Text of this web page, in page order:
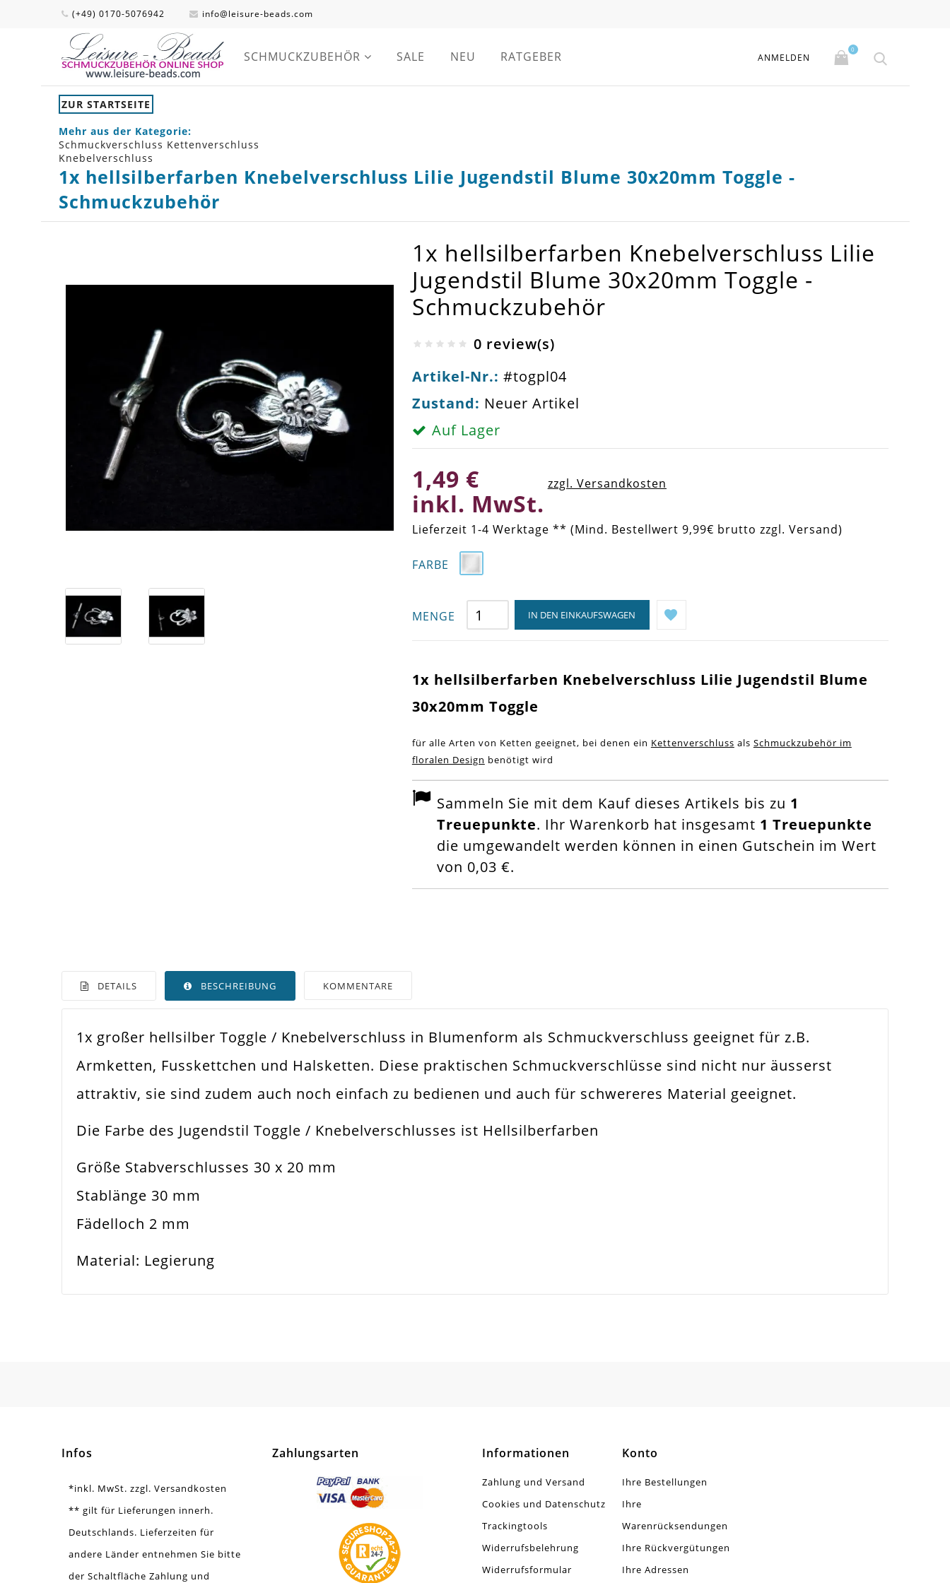
(+49) 0170-5076942 info@leisure-beads.com
SCHMUCKZUBEHÖR SALE NEU RATGEBER ANMELDEN
0
ZUR STARTSEITE
Mehr aus der Kategorie:
Schmuckverschluss Kettenverschluss
Knebelverschluss
1x hellsilberfarben Knebelverschluss Lilie Jugendstil Blume 30x20mm Toggle -
Schmuckzubehör
1x hellsilberfarben Knebelverschluss Lilie
Jugendstil Blume 30x20mm Toggle -
Schmuckzubehör
0 review(s)
Artikel-Nr.: #togpl04
Zustand: Neuer Artikel
Auf Lager
1,49 €
inkl. MwSt.
zzgl. Versandkosten
Lieferzeit 1-4 Werktage ** (Mind. Bestellwert 9,99€ brutto zzgl. Versand)
FARBE
MENGE IN DEN EINKAUFSWAGEN
1x hellsilberfarben Knebelverschluss Lilie Jugendstil Blume
30x20mm Toggle
für alle Arten von Ketten geeignet, bei denen ein Kettenverschluss als Schmuckzubehör im
floralen Design benötigt wird
Sammeln Sie mit dem Kauf dieses Artikels bis zu 1
Treuepunkte. Ihr Warenkorb hat insgesamt 1 Treuepunkte
die umgewandelt werden können in einen Gutschein im Wert
von 0,03 €.
DETAILS BESCHREIBUNG KOMMENTARE
Farbe
Hellsilber
Schmuckverschluss
Größe Außen
Stablänge
Fädelloch /
1x großer hellsilber Toggle / Knebelverschluss in Blumenform als Schmuckverschluss geeignet für z.B.
Armketten, Fusskettchen und Halsketten. Diese praktischen Schmuckverschlüsse sind nicht nur äusserst
attraktiv, sie sind zudem auch noch einfach zu bedienen und auch für schwereres Material geeignet.
Die Farbe des Jugendstil Toggle / Knebelverschlusses ist Hellsilberfarben
Größe Stabverschlusses 30 x 20 mm
Stablänge 30 mm
Fädelloch 2 mm
Material: Legierung
Infos
*inkl. MwSt. zzgl. Versandkosten
** gilt für Lieferungen innerh.
Deutschlands. Lieferzeiten für
andere Länder entnehmen Sie bitte
der Schaltfläche Zahlung und
Zahlungsarten Informationen
Zahlung und Versand
Cookies und Datenschutz
Trackingtools
Widerrufsbelehrung
Widerrufsformular
Konto
Ihre Bestellungen
Ihre
Warenrücksendungen
Ihre Rückvergütungen
Ihre Adressen